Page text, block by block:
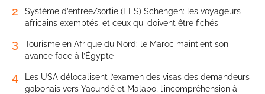
2
Système d’entrée/sortie (EES) Schengen: les voyageurs
africains exemptés, et ceux qui doivent être fichés
3
Tourisme en Afrique du Nord: le Maroc maintient son
avance face à l’Égypte
4
Les USA délocalisent l’examen des visas des demandeurs
gabonais vers Yaoundé et Malabo, l’incompréhension à